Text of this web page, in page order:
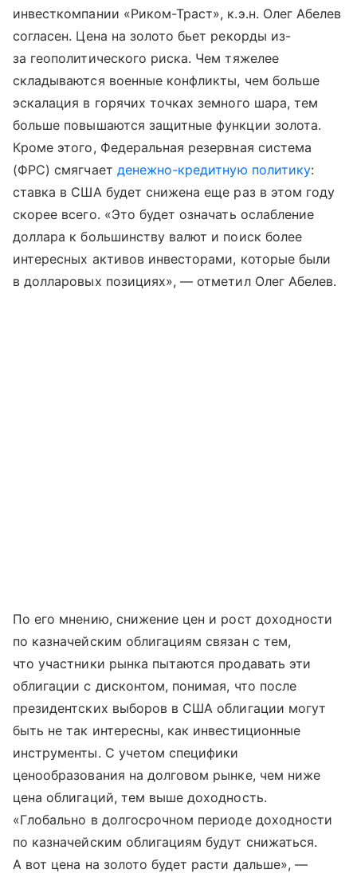
инвесткомпании «Риком-Траст», к.э.н. Олег Абелев
согласен. Цена на золото бьет рекорды из-
за геополитического риска. Чем тяжелее
складываются военные конфликты, чем больше
эскалация в горячих точках земного шара, тем
больше повышаются защитные функции золота.
Кроме этого, Федеральная резервная система
(ФРС) смягчает денежно-кредитную политику:
ставка в США будет снижена еще раз в этом году
скорее всего. «Это будет означать ослабление
доллара к большинству валют и поиск более
интересных активов инвесторами, которые были
в долларовых позициях», — отметил Олег Абелев.
По его мнению, снижение цен и рост доходности
по казначейским облигациям связан с тем,
что участники рынка пытаются продавать эти
облигации с дисконтом, понимая, что после
президентских выборов в США облигации могут
быть не так интересны, как инвестиционные
инструменты. С учетом специфики
ценообразования на долговом рынке, чем ниже
цена облигаций, тем выше доходность.
«Глобально в долгосрочном периоде доходности
по казначейским облигациям будут снижаться.
А вот цена на золото будет расти дальше», —